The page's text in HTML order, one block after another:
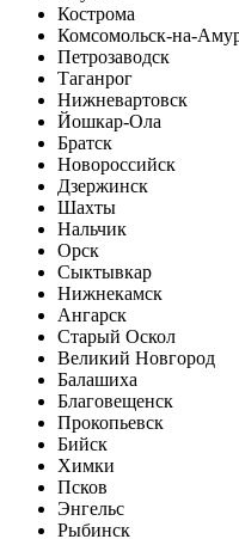
Кострома
Комсомольск-на-
Петрозаводск
Таганрог
Нижневартовск
Йошкар-Ола
Братск
Новороссийск
Дзержинск
Шахты
Нальчик
Орск
Сыктывкар
Нижнекамск
Ангарск
Старый Оскол
Великий Новгород
Балашиха
Благовещенск
Прокопьевск
Бийск
Химки
Псков
Энгельс
Рыбинск